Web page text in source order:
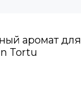
аромат
Tortu